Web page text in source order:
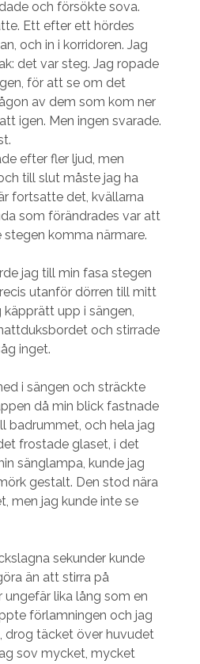
och försökte sova.
Ett efter ett hördes
och in i korridoren. Jag
det var steg. Jag ropade
för att se om det
av dem som kom ner
igen. Men ingen svarade.
efter fler ljud, men
till slut måste jag ha
fortsatte det, kvällarna
som förändrades var att
stegen komma närmare.
jag till min fasa stegen
utanför dörren till mitt
upp i sängen,
och stirrade
inget.
i sängen och sträckte
då min blick fastnade
badrummet, och hela jag
frostade glaset, i det
sänglampa, kunde jag
gestalt. Den stod nära
men jag kunde inte se
sekunder kunde
än att stirra på
ungefär lika lång som en
förlamningen och jag
drog täcket över huvudet
sov mycket, mycket